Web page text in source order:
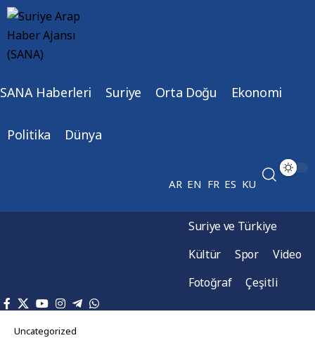
SANA Haberleri Suriye Orta Doğu Ekonomi
Politika Dünya
AR EN FR ES KU
Suriye ve Türkiye
Kültür
Spor
Video
Fotoğraf
Çeşitli
Uncategorized